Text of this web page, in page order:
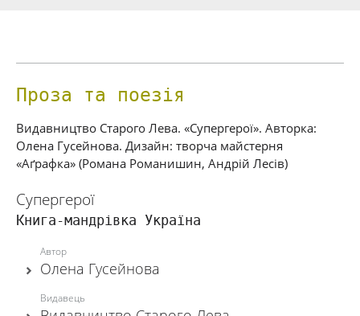
Проза та поезія
Видавництво Старого Лева. «Супергерої». Авторка:
Олена Гусейнова. Дизайн: творча майстерня
«Аґрафка» (Романа Романишин, Андрій Лесів)
Супергерої
Книга-мандрівка Україна
Автор
Олена Гусейнова
Видавець